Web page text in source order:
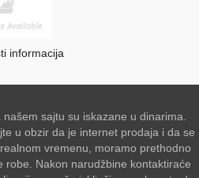
informacija
sajtu su iskazane u dinarima.
u obzir da je internet prodaja i da se
vremenu, moramo prethodno
robe. Nakon narudžbine kontaktiraće